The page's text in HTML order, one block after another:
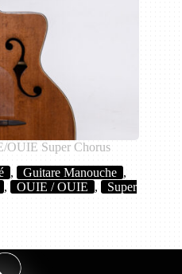
OUIE Super Chorus
, Guitare Manouche ,
, OUIE / OUIE ,
Super